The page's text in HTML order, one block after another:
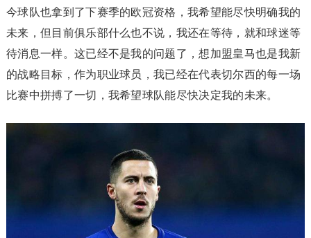
今球队也拿到了下赛季的欧冠资格，我希望能尽快明确我的
未来，但目前俱乐部什么也不说，我还在等待，就和球迷等
待消息一样。这已经不是我的问题了，想加盟皇马也是我新
的战略目标，作为职业球员，我已经在代表切尔西的每一场
比赛中拼搏了一切，我希望球队能尽快决定我的未来。